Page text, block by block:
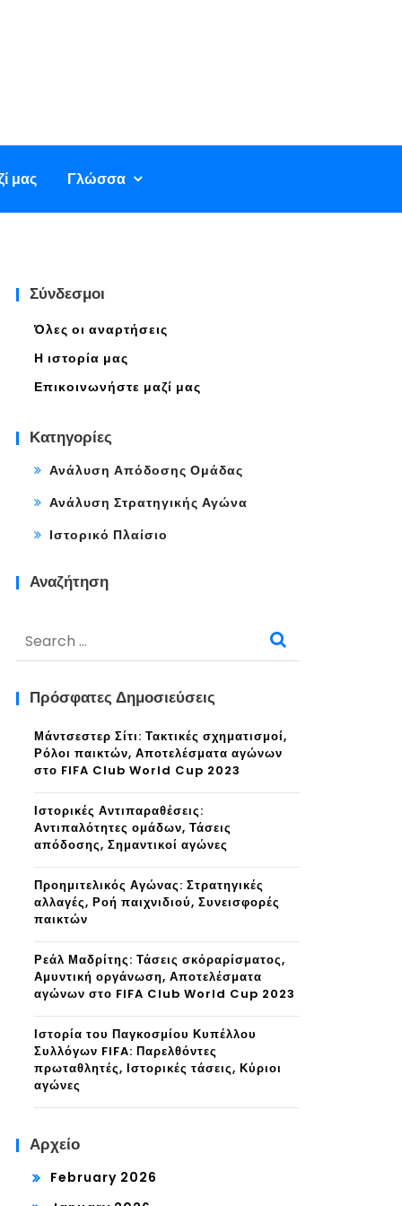
μας Γλώσσα
Σύνδεσμοι
Όλες οι αναρτήσεις
Η ιστορία μας
Επικοινωνήστε μαζί μας
Κατηγορίες
Ανάλυση Απόδοσης Ομάδας
Ανάλυση Στρατηγικής Αγώνα
Ιστορικό Πλαίσιο
Αναζήτηση
for:
Πρόσφατες Δημοσιεύσεις
Μάντσεστερ Σίτι: Τακτικές σχηματισμοί,
Ρόλοι παικτών, Αποτελέσματα αγώνων
στο FIFA Club World Cup 2023
Ιστορικές Αντιπαραθέσεις:
Αντιπαλότητες ομάδων, Τάσεις
απόδοσης, Σημαντικοί αγώνες
Προημιτελικός Αγώνας: Στρατηγικές
αλλαγές, Ροή παιχνιδιού, Συνεισφορές
παικτών
Ρεάλ Μαδρίτης: Τάσεις σκόραρίσματος,
Αμυντική οργάνωση, Αποτελέσματα
αγώνων στο FIFA Club World Cup 2023
Ιστορία του Παγκοσμίου Κυπέλλου
Συλλόγων FIFA: Παρελθόντες
πρωταθλητές, Ιστορικές τάσεις, Κύριοι
αγώνες
Αρχείο
February 2026